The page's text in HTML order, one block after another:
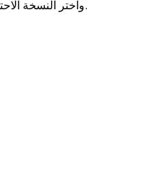
iCloud واختر النسخة الاحتياطية التي قمت بإنشائها.